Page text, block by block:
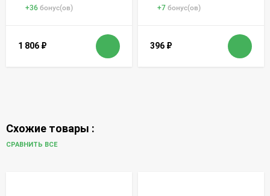
+36 бонус(ов)
1 806 ₽
+7 бонус(ов)
396 ₽
Схожие товары :
СРАВНИТЬ ВСЕ